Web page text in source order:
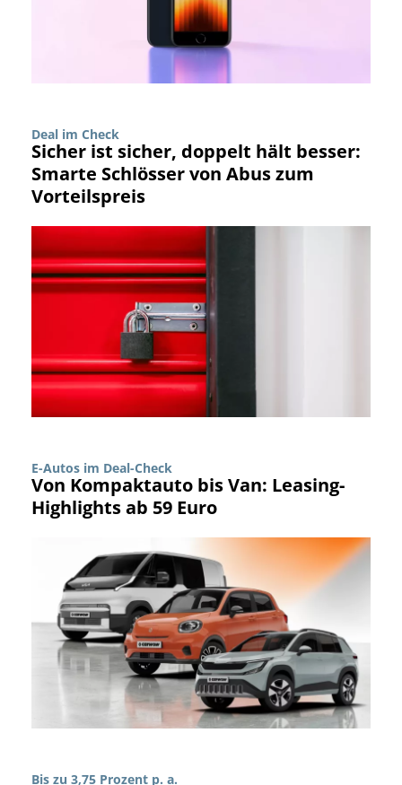
Deal im Check
Sicher ist sicher, doppelt hält besser:
Smarte Schlösser von Abus zum
Vorteilspreis
E-Autos im Deal-Check
Von Kompaktauto bis Van: Leasing-
Highlights ab 59 Euro
Bis zu 3,75 Prozent p. a.